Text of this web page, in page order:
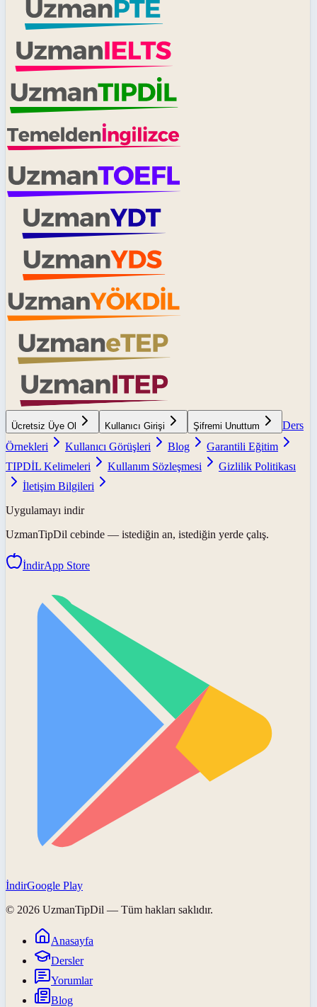
Ücretsiz Üye Ol Kullanıcı Girişi Şifremi Unuttum
Ders
Örnekleri
Kullanıcı Görüşleri Blog
Garantili Eğitim
TIPDİL Kelimeleri
Kullanım Sözleşmesi
Gizlilik Politikası
İletişim Bilgileri
Uygulamayı indir
UzmanTipDil cebinde — istediğin an, istediğin yerde çalış.
İndirApp Store
İndirGoogle Play
© 2026 UzmanTipDil — Tüm hakları saklıdır.
Anasayfa
Dersler
Yorumlar
Blog